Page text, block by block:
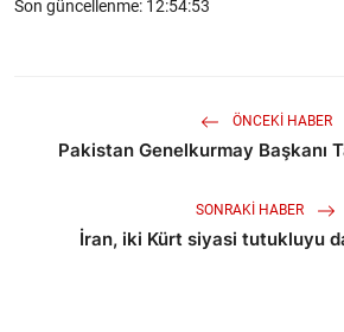
Son güncellenme: 12:54:53
ÖNCEKI HABER
Pakistan Genelkurmay Başkanı
SONRAKI HABER
İran, iki Kürt siyasi tutukluyu